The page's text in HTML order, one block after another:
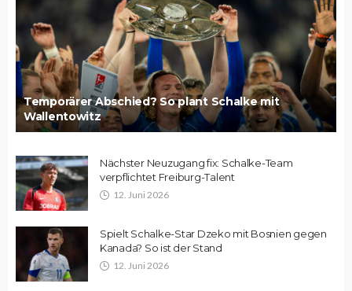
Temporärer Abschied? So plant Schalke mit
Wallentowitz
Nächster Neuzugang fix: Schalke-Team
verpflichtet Freiburg-Talent
12. Juni 2026
Spielt Schalke-Star Dzeko mit Bosnien gegen
Kanada? So ist der Stand
12. Juni 2026